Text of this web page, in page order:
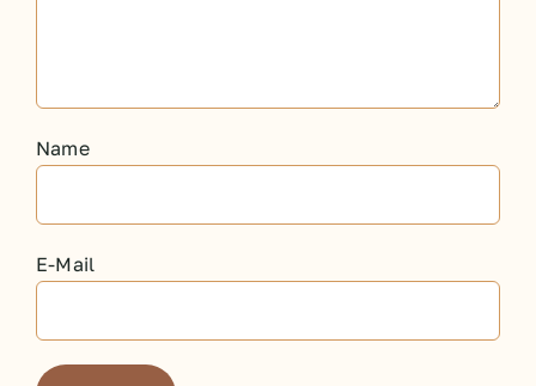
Name
E-Mail